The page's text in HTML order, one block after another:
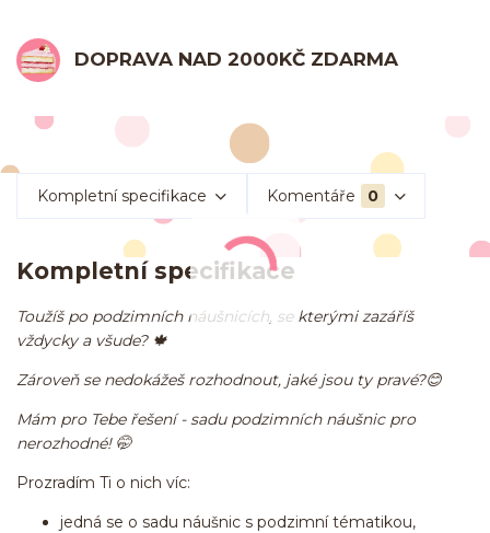
DOPRAVA NAD 2000KČ ZDARMA
Kompletní specifikace Komentáře 0
Kompletní specifikace
Toužíš po podzimních náušnicích, se kterými zazáříš
vždycky a všude? 🍁
Zároveň se nedokážeš rozhodnout, jaké jsou ty pravé?😊
Mám pro Tebe řešení - sadu podzimních náušnic pro
nerozhodné! 🤭
Prozradím Ti o nich víc:
jedná se o sadu náušnic s podzimní tématikou,